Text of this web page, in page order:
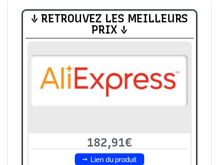
↓ RETROUVEZ LES MEILLEURS
PRIX ↓
182,91€
Lien du produit